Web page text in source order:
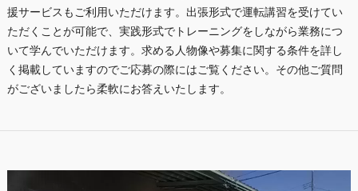
援サービスもご利用いただけます。出張形式で運転講習を受けてい
ただくことが可能で、実践形式でトレーニングをしながら業務につ
いて学んでいただけます。求める人物像や募集に関する条件を詳し
く掲載していますのでご応募の際にはご覧ください。その他ご質問
がございましたら柔軟にお答えいたします。